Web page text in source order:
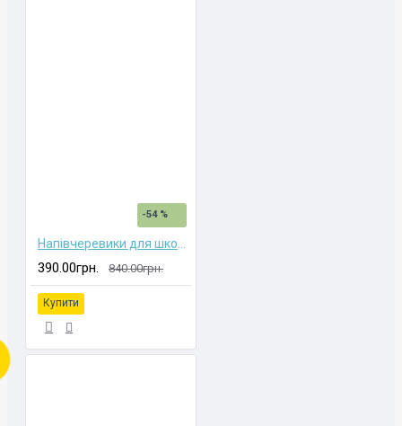
-54 %
390.00грн. 840.00грн.
Купити